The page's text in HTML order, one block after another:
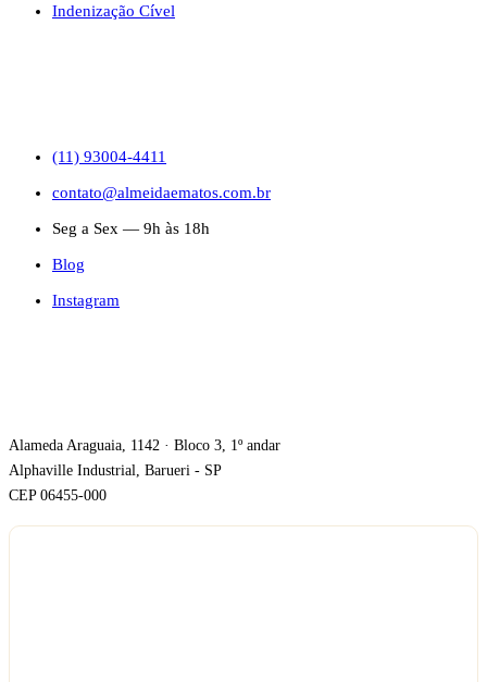
Indenização Cível
(11) 93004-4411
contato@almeidaematos.com.br
Seg a Sex — 9h às 18h
Blog
Instagram
Alameda Araguaia, 1142 · Bloco 3, 1º andar
Alphaville Industrial, Barueri - SP
CEP 06455-000